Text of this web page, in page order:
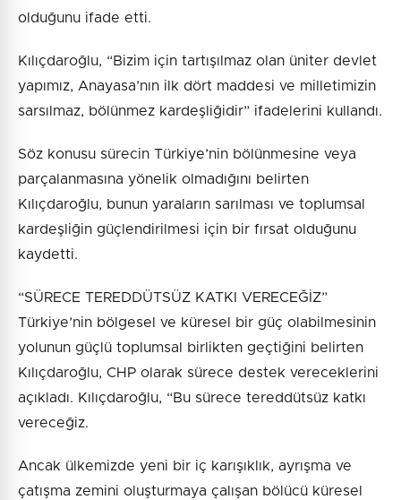
olduğunu ifade etti.
Kılıçdaroğlu, “Bizim için tartışılmaz olan üniter devlet
yapımız, Anayasa’nın ilk dört maddesi ve milletimizin
sarsılmaz, bölünmez kardeşliğidir” ifadelerini kullandı.
Söz konusu sürecin Türkiye’nin bölünmesine veya
parçalanmasına yönelik olmadığını belirten
Kılıçdaroğlu, bunun yaraların sarılması ve toplumsal
kardeşliğin güçlendirilmesi için bir fırsat olduğunu
kaydetti.
“SÜRECE TEREDDÜTSÜZ KATKI VERECEĞİZ”
Türkiye’nin bölgesel ve küresel bir güç olabilmesinin
yolunun güçlü toplumsal birlikten geçtiğini belirten
Kılıçdaroğlu, CHP olarak sürece destek vereceklerini
açıkladı. Kılıçdaroğlu, “Bu sürece tereddütsüz katkı
vereceğiz.
Ancak ülkemizde yeni bir iç karışıklık, ayrışma ve
çatışma zemini oluşturmaya çalışan bölücü küresel